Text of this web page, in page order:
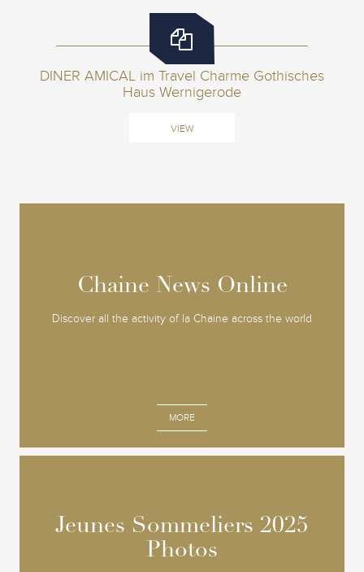
DINER AMICAL im Travel Charme Gothisches
Haus Wernigerode
VIEW
Chaine News Online
Discover all the activity of la Chaine across the world
MORE
Chaine News Online
Jeunes Sommeliers 2025
Photos
Jeunes Sommeliers 2025
Photos